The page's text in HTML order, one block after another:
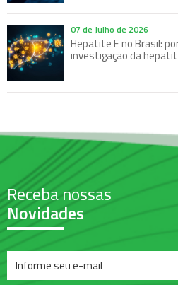
07 de Julho de 2026
Hepatite E no Brasil:
investigação da
Receba nossas
Novidades